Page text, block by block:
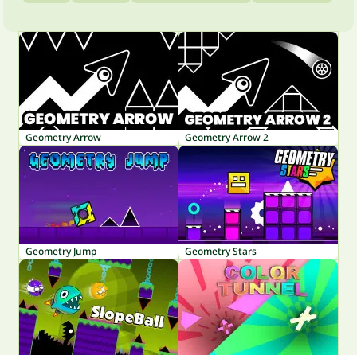
Geometry Arrow Geometry Arrow 2
Geometry Jump Geometry Stars